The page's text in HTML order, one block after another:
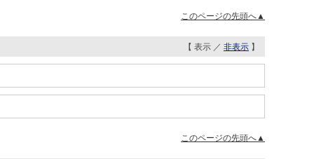
このページの先頭へ▲
【 表示 ／ 非表示 】
このページの先頭へ▲